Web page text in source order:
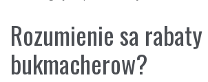
Rozumienie sa rabaty
bukmacherow?